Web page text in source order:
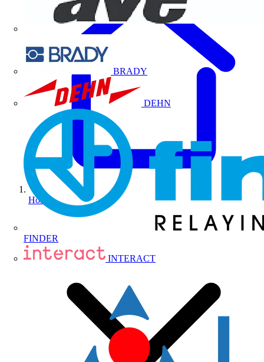
BRADY
DEHN
FINDER
INTERACT
Home